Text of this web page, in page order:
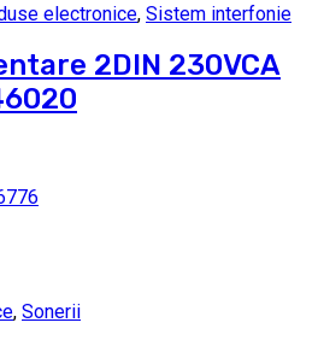
electronice, Sistem interfonie
2DIN 230VCA
, Sonerii